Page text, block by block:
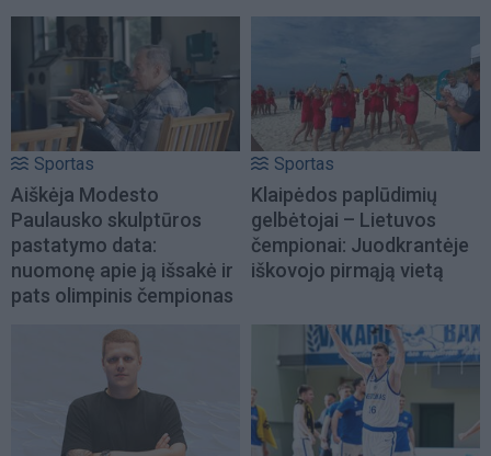
Sportas
Aiškėja Modesto
Paulausko skulptūros
pastatymo data:
nuomonę apie ją išsakė ir
pats olimpinis čempionas
Sportas
Klaipėdos paplūdimių
gelbėtojai – Lietuvos
čempionai: Juodkrantėje
iškovojo pirmąją vietą